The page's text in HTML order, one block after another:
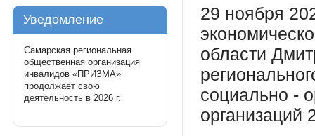
Уведомление
Самарская региональная
общественная организация
инвалидов «ПРИЗМА»
продолжает свою
деятельность в 2026 г.
29 ноября
области
социально -
организаций